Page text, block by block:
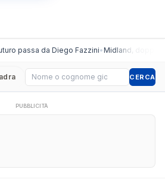
passa da Diego Fazzini•Midland, doppio
Cerca giocatore CERCA
PUBBLICITÀ